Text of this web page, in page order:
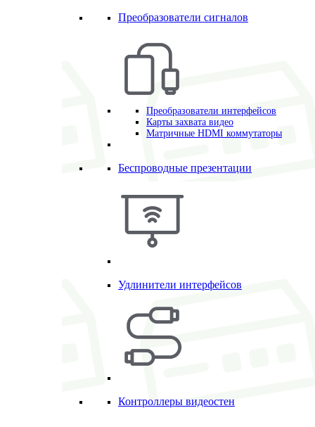
Преобразователи сигналов
Преобразователи интерфейсов
Карты захвата видео
Матричные HDMI коммутаторы
Беспроводные презентации
Удлинители интерфейсов
Контроллеры видеостен